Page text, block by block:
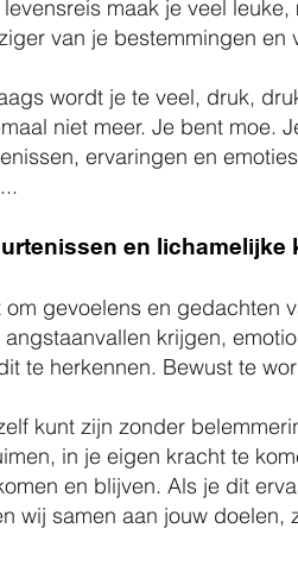
maak je veel
van je bestemmingen en
wordt je te veel, druk,
niet meer. Je bent moe.
ervaringen en
en
gevoelens en gedachten
krijgen,
te herkennen. Bewust te
kunt zijn zonder
in je eigen kracht te
en blijven. Als je dit
wij samen aan jouw